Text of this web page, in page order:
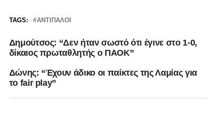
TAGS: ΑΝΤΊΠΑΛΟΙ
Δημούτσος: “Δεν ήταν σωστό ότι έγινε στο 1-0,
δίκαιος πρωταθλητής ο ΠΑΟΚ”
Δώνης: “Έχουν άδικο οι παίκτες της Λαμίας για
το fair play”